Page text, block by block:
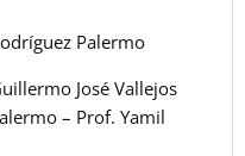
Palermo
José Vallejos
– Prof. Yamil